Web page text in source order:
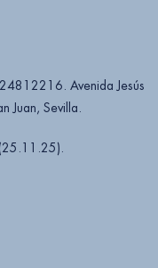
Avenida Jesús
Juan, Sevilla.